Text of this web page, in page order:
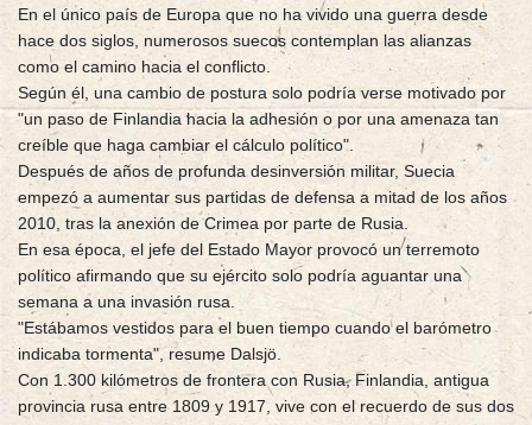
En el único país de Europa que no ha vivido una guerra desde
hace dos siglos, numerosos suecos contemplan las alianzas
como el camino hacia el conflicto.
Según él, una cambio de postura solo podría verse motivado por
"un paso de Finlandia hacia la adhesión o por una amenaza tan
creíble que haga cambiar el cálculo político".
Después de años de profunda desinversión militar, Suecia
empezó a aumentar sus partidas de defensa a mitad de los años
2010, tras la anexión de Crimea por parte de Rusia.
En esa época, el jefe del Estado Mayor provocó un terremoto
político afirmando que su ejército solo podría aguantar una
semana a una invasión rusa.
"Estábamos vestidos para el buen tiempo cuando el barómetro
indicaba tormenta", resume Dalsjö.
Con 1.300 kilómetros de frontera con Rusia, Finlandia, antigua
provincia rusa entre 1809 y 1917, vive con el recuerdo de sus dos